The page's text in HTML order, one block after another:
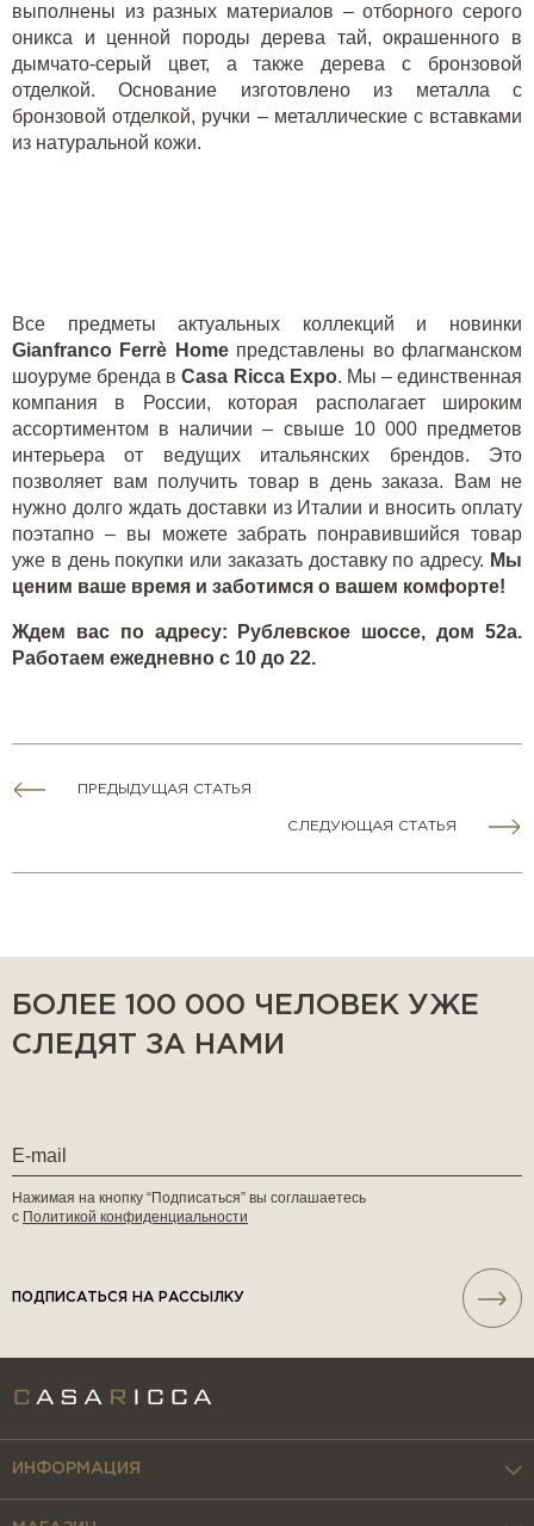
выполнены из разных материалов – отборного серого
оникса и ценной породы дерева тай, окрашенного в
дымчато-серый цвет, а также дерева с бронзовой
отделкой. Основание изготовлено из металла с
бронзовой отделкой, ручки – металлические с вставками
из натуральной кожи.
Все предметы актуальных коллекций и новинки
Gianfranco Ferrè Home представлены во флагманском
шоуруме бренда вCasa Ricca Expo. Мы – единственная
компания в России, которая располагает широким
ассортиментом в наличии – свыше 10 000 предметов
интерьера от ведущих итальянских брендов. Это
позволяет вам получить товар в день заказа. Вам не
нужно долго ждать доставки из Италии и вносить оплату
поэтапно – вы можете забрать понравившийся товар
уже в день покупки или заказать доставку по адресу. Мы
ценим ваше время и заботимся о вашем комфорте!
Ждем вас по адресу: Рублевское шоссе, дом 52а.
Работаем ежедневно с 10 до 22.
ПРЕДЫДУЩАЯ СТАТЬЯ
СЛЕДУЮЩАЯ СТАТЬЯ
БОЛЕЕ 100 000 ЧЕЛОВЕК УЖЕ
СЛЕДЯТ ЗА НАМИ
Нажимая на кнопку “Подписаться” вы соглашаетесь
с Политикой конфиденциальности
ПОДПИСАТЬСЯ НА РАССЫЛКУ
ИНФОРМАЦИЯ